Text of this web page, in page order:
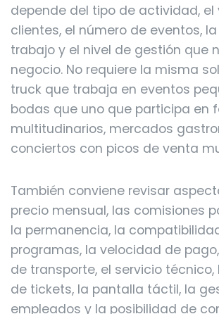
depende del tipo de actividad, el
clientes, el número de eventos,
trabajo y el nivel de gestión que
negocio. No requiere la misma
truck que trabaja en eventos
bodas que uno que participa en
multitudinarios, mercados
conciertos con picos de venta
También conviene revisar
precio mensual, las comisiones
la permanencia, la
programas, la velocidad de
de transporte, el servicio técnico,
de tickets, la pantalla táctil, la
empleados y la posibilidad de